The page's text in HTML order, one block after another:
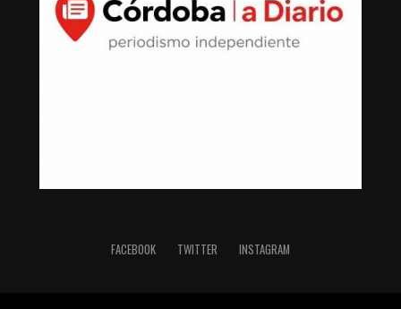
FACEBOOK TWITTER INSTAGRAM